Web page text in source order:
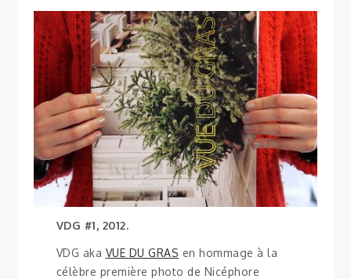
VDG #1, 2012.
VDG aka VUE DU GRAS en hommage à la
célèbre première photo de Nicéphore